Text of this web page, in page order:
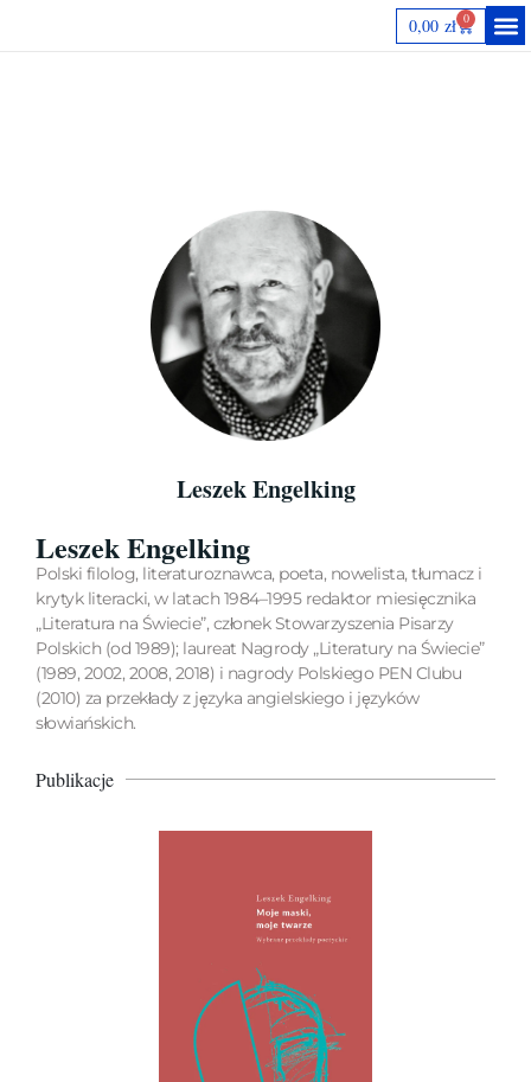
0,00 zł 0
Leszek Engelking
Leszek Engelking
Polski filolog, literaturoznawca, poeta, nowelista, tłumacz i
krytyk literacki, w latach 1984–1995 redaktor miesięcznika
„Literatura na Świecie”, członek Stowarzyszenia Pisarzy
Polskich (od 1989); laureat Nagrody „Literatury na Świecie”
(1989, 2002, 2008, 2018) i nagrody Polskiego PEN Clubu
(2010) za przekłady z języka angielskiego i języków
słowiańskich.
Publikacje